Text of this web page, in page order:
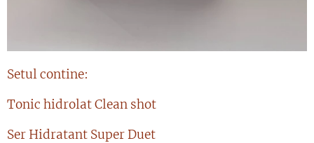
Setul contine:
Tonic hidrolat Clean shot
Ser Hidratant Super Duet